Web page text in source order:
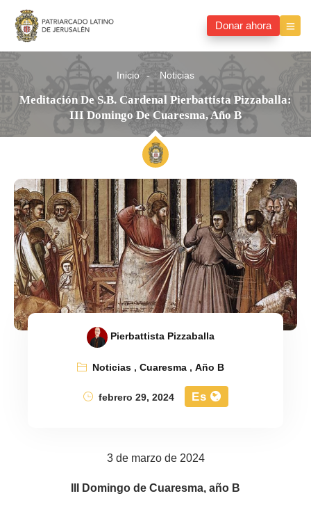
Donar ahora
Inicio Noticias
Meditación De S.B. Cardenal Pierbattista Pizzaballa:
III Domingo De Cuaresma, Año B
Pierbattista Pizzaballa
Noticias,Cuaresma,Año B
febrero 29, 2024
Es
3 de marzo de 2024
III Domingo de Cuaresma, año B